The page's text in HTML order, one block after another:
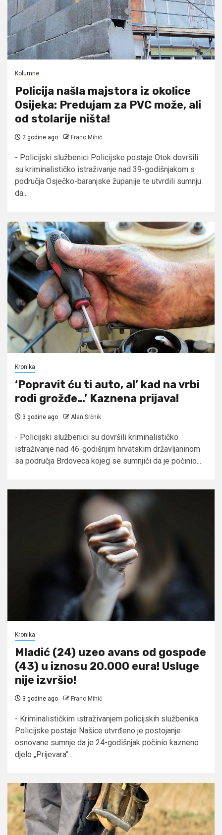
Kolumne
Policija našla majstora iz okolice
Osijeka: Predujam za PVC može, ali
od stolarije ništa!
2 godine ago Franc Mihić
- Policijski službenici Policijske postaje Otok dovršili
su kriminalističko istraživanje nad 39-godišnjakom s
područja Osječko-baranjske županije te utvrdili sumnju
da...
Kronika
‘Popravit ću ti auto, al’ kad na vrbi
rodi grožđe…’ Kaznena prijava!
3 godine ago Alan Srčnik
- Policijski službenici su dovršili kriminalističko
istraživanje nad 46-godišnjim hrvatskim državljaninom
sa područja Brdoveca kojeg se sumnjiči da je počinio...
Kronika
Mladić (24) uzeo avans od gospođe
(43) u iznosu 20.000 eura! Usluge
nije izvršio!
3 godine ago Franc Mihić
- Kriminalističkim istraživanjem policijskih službenika
Policijske postaje Našice utvrđeno je postojanje
osnovane sumnje da je 24-godišnjak počinio kazneno
djelo „Prijevara“...